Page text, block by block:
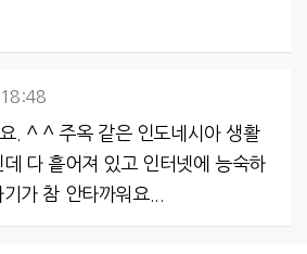
. ^ ^ 주옥 같은 인도네시아 생활
다 흩어져 있고 인터넷에 능숙하
가 참 안타까워요...